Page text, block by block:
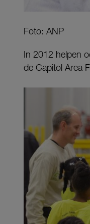
Foto: ANP
In 2012 helpen
de Capitol Area